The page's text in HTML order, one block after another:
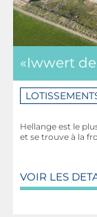
«Iwwert
Hellange est le
et se trouve à la
VOIR LES